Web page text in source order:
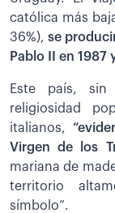
católica más
36%),se
Pablo II en 1987
Este país, sin
religiosidad
italianos,
Virgen de los
mariana de
territorio
símbolo”.